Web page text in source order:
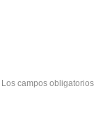
Los campos obligatorios